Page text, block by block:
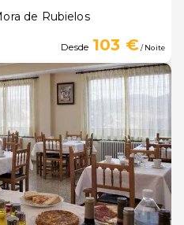
de Rubielos
Desde 103 €/ Noite